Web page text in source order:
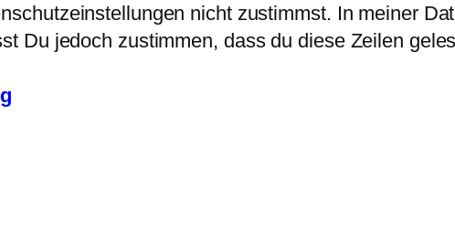
nicht zustimmst. In meiner
Du jedoch zustimmen, dass du diese Zeilen